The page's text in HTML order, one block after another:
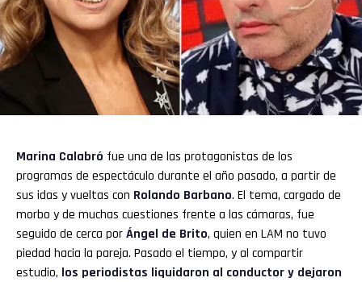
Marina Calabró fue una de las protagonistas de los
programas de espectáculo durante el año pasado, a partir de
sus idas y vueltas con Rolando Barbano. El tema, cargado de
morbo y de muchas cuestiones frente a las cámaras, fue
seguido de cerca porÁngel de Brito, quien en LAM no tuvo
piedad hacia la pareja. Pasado el tiempo, y al compartir
estudio, los periodistas liquidaron al conductor y dejaron
Flipboard
Reddit
Pinterest